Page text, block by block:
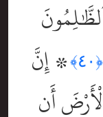
﴿٤٠﴾
۞ إِنَّ
أَن